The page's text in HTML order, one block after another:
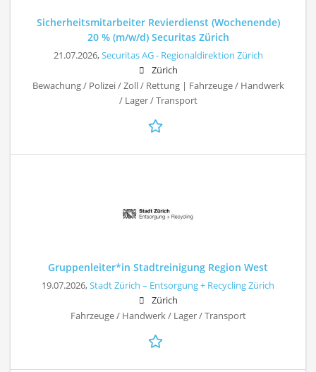
Sicherheitsmitarbeiter Revierdienst (Wochenende)
20 % (m/w/d) Securitas Zürich
21.07.2026,Securitas AG - Regionaldirektion Zürich
Zürich
Bewachung / Polizei / Zoll / Rettung | Fahrzeuge / Handwerk
/ Lager / Transport
Gruppenleiter*in Stadtreinigung Region West
19.07.2026,Stadt Zürich – Entsorgung + Recycling Zürich
Zürich
Fahrzeuge / Handwerk / Lager / Transport